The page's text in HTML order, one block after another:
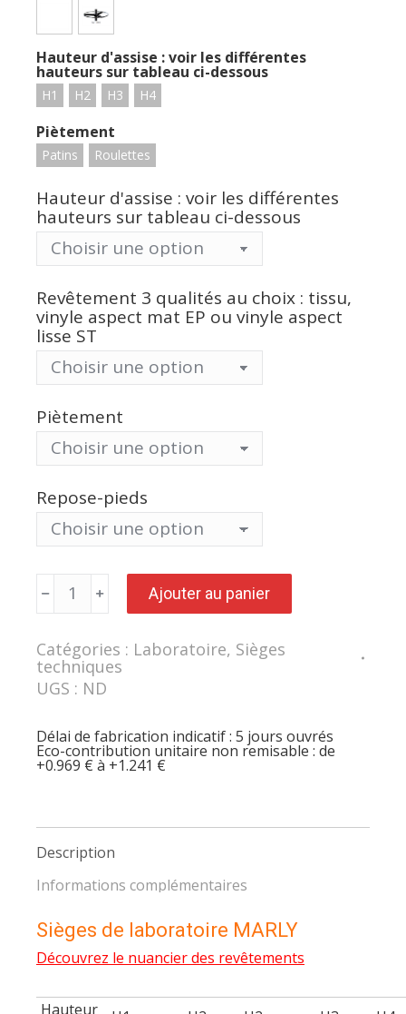
Hauteur d'assise : voir les différentes
hauteurs sur tableau ci-dessous
H1 H2 H3 H4
Piètement
Patins Roulettes
Hauteur d'assise : voir les différentes
hauteurs sur tableau ci-dessous
Revêtement 3 qualités au choix : tissu,
vinyle aspect mat EP ou vinyle aspect
lisse ST
Piètement
Repose-pieds
quantité
de
Siège
espace
de
travail
réduit
MARLY
assise
tapissée
Ajouter au panier
Catégories : Laboratoire, Sièges
techniques
UGS : ND
Délai de fabrication indicatif : 5 jours ouvrés
Eco-contribution unitaire non remisable : de
+0.969 € à +1.241 €
Description
Informations complémentaires
Sièges de laboratoire MARLY
Découvrez le nuancier des revêtements
Hauteur